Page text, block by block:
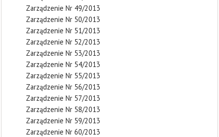
Zarządzenie Nr 49/2013
Zarządzenie Nr 50/2013
Zarządzenie Nr 51/2013
Zarządzenie Nr 52/2013
Zarządzenie Nr 53/2013
Zarządzenie Nr 54/2013
Zarządzenie Nr 55/2013
Zarządzenie Nr 56/2013
Zarządzenie Nr 57/2013
Zarządzenie Nr 58/2013
Zarządzenie Nr 59/2013
Zarządzenie Nr 60/2013